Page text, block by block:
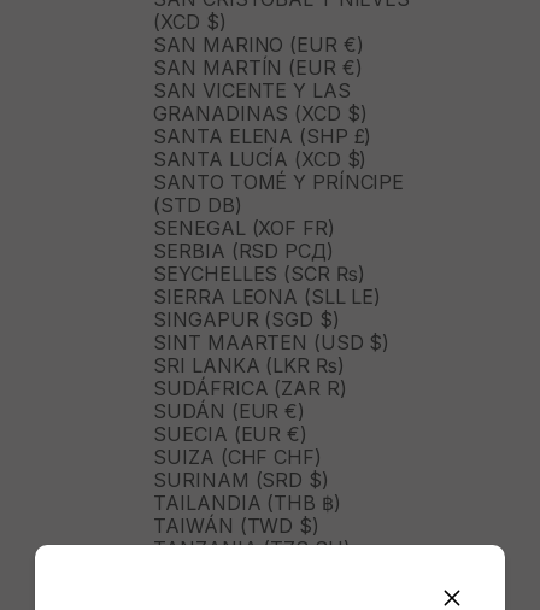
(XCD $)
SAN MARINO (EUR €)
SAN MARTÍN (EUR €)
SAN VICENTE Y LAS
GRANADINAS (XCD $)
SANTA ELENA (SHP £)
SANTA LUCÍA (XCD $)
SANTO TOMÉ Y PRÍNCIPE
(STD DB)
SENEGAL (XOF FR)
SERBIA (RSD РСД)
SEYCHELLES (SCR ₨)
SIERRA LEONA (SLL LE)
SINGAPUR (SGD $)
SINT MAARTEN (USD $)
SRI LANKA (LKR ₨)
SUDÁFRICA (ZAR R)
SUDÁN (EUR €)
SUECIA (EUR €)
SUIZA (CHF CHF)
SURINAM (SRD $)
TAILANDIA (THB ฿)
TAIWÁN (TWD $)
TANZANIA (TZS SH)